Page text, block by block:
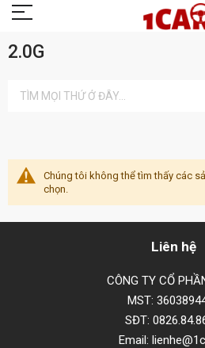
2.0G
Chúng tôi không thể tìm thấy các
chọn.
Liên hệ
CÔNG TY CỔ
MST:
SĐT:
Email: